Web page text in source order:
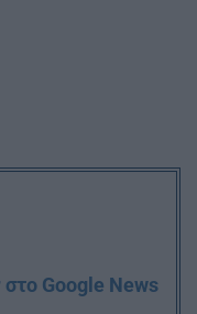
Google News